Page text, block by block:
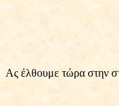
Ας έλθουμε τώρα στην